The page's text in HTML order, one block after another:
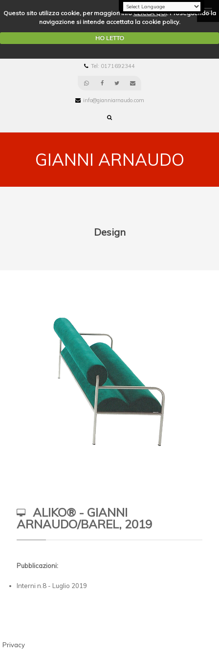
Questo sito utilizza cookie, per maggiori infoCLICCA QUI. Proseguendo la
navigazione si intende accettata la cookie policy.
HO LETTO
Tel: 0171692344
info@gianniarnaudo.com
GIANNI ARNAUDO
Design
ALIKO® - GIANNI
ARNAUDO/BAREL, 2019
Pubblicazioni:
Interni n.8 - Luglio 2019
Privacy